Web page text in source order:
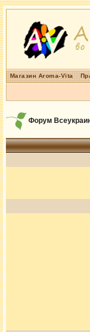
Магазин Aroma-Vita
Форум